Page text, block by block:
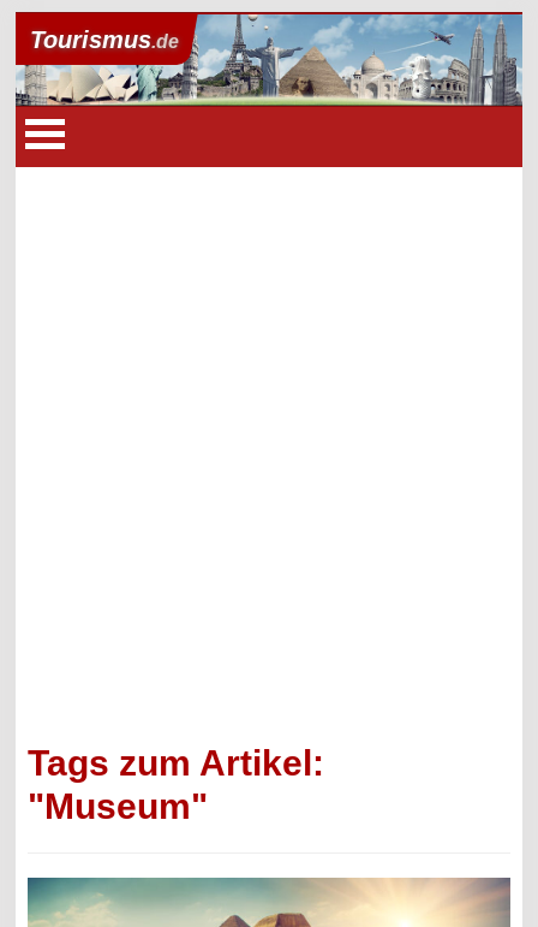
Tourismus.de
Tags zum Artikel:
"Museum"